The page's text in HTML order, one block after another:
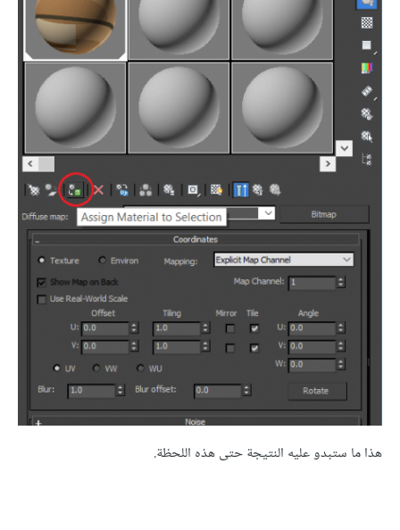
هذا ما ستبدو عليه النتيجة حتى هذه اللحظة.